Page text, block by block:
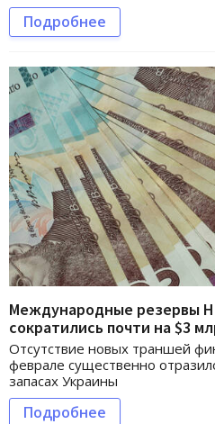
Подробнее
Международные резервы
сократились почти на $3
Отсутствие новых траншей
феврале существенно
запасах Украины
Подробнее